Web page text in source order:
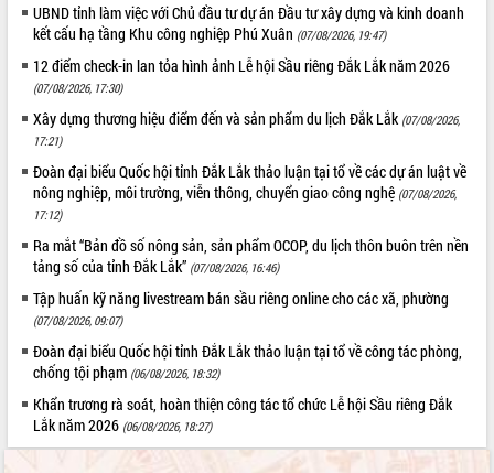
UBND tỉnh làm việc với Chủ đầu tư dự án Đầu tư xây dựng và kinh doanh
kết cấu hạ tầng Khu công nghiệp Phú Xuân (07/08/2026, 19:47)
12 điểm check-in lan tỏa hình ảnh Lễ hội Sầu riêng Đắk Lắk năm 2026
(07/08/2026, 17:30)
Xây dựng thương hiệu điểm đến và sản phẩm du lịch Đắk Lắk (07/08/2026,
17:21)
Đoàn đại biểu Quốc hội tỉnh Đắk Lắk thảo luận tại tổ về các dự án luật về
nông nghiệp, môi trường, viễn thông, chuyển giao công nghệ (07/08/2026,
17:12)
Ra mắt “Bản đồ số nông sản, sản phẩm OCOP, du lịch thôn buôn trên nền
tảng số của tỉnh Đắk Lắk” (07/08/2026, 16:46)
Tập huấn kỹ năng livestream bán sầu riêng online cho các xã, phường
(07/08/2026, 09:07)
Đoàn đại biểu Quốc hội tỉnh Đắk Lắk thảo luận tại tổ về công tác phòng,
chống tội phạm (06/08/2026, 18:32)
Khẩn trương rà soát, hoàn thiện công tác tổ chức Lễ hội Sầu riêng Đắk
Lắk năm 2026 (06/08/2026, 18:27)